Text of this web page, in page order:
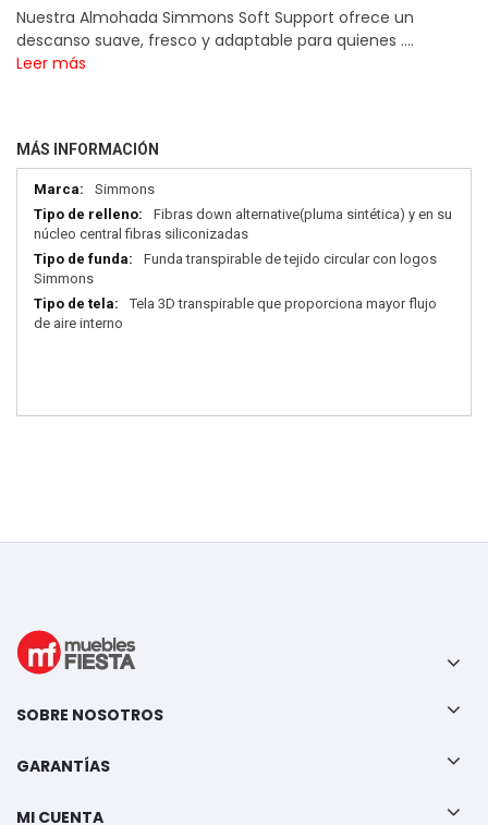
Nuestra Almohada Simmons Soft Support ofrece un
descanso suave, fresco y adaptable para quienes ....
Leer más
MÁS INFORMACIÓN
Más
información
Simmons
Fibras down alternative(pluma sintética) y en su
núcleo central fibras siliconizadas
Funda transpirable de tejido circular con logos
Simmons
Tela 3D transpirable que proporciona mayor flujo
de aire interno
SOBRE NOSOTROS
GARANTÍAS
MI CUENTA